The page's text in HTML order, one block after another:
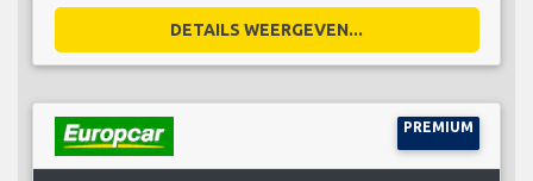
DETAILS WEERGEVEN...
PREMIUM